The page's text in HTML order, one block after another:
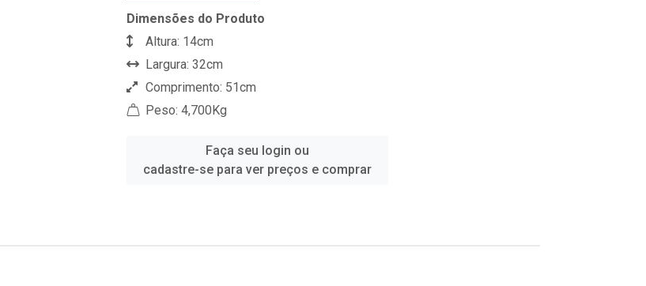
Dimensões do Produto
Altura: 14cm
Largura: 32cm
Comprimento: 51cm
Peso: 4,700Kg
Faça seu login ou
cadastre-se para ver preços e comprar